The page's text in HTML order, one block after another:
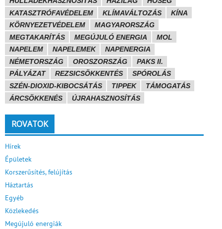
KATASZTRÓFAVÉDELEM
KLÍMAVÁLTOZÁS
KÍNA
KÖRNYEZETVÉDELEM
MAGYARORSZÁG
MEGTAKARÍTÁS
MEGÚJULÓ ENERGIA
MOL
NAPELEM
NAPELEMEK
NAPENERGIA
NÉMETORSZÁG
OROSZORSZÁG
PAKS II.
PÁLYÁZAT
REZSICSÖKKENTÉS
SPÓROLÁS
SZÉN-DIOXID-KIBOCSÁTÁS
TIPPEK
TÁMOGATÁS
ÁRCSÖKKENÉS
ÚJRAHASZNOSÍTÁS
ROVATOK
Hírek
Épületek
Korszerűsítés, felújítás
Háztartás
Egyéb
Közlekedés
Megújuló energiák